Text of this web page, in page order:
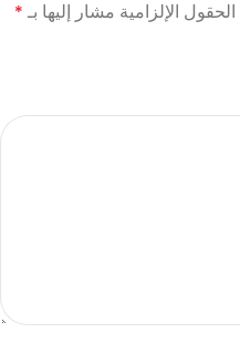
الحقول الإلزامية مشار إليها بـ *